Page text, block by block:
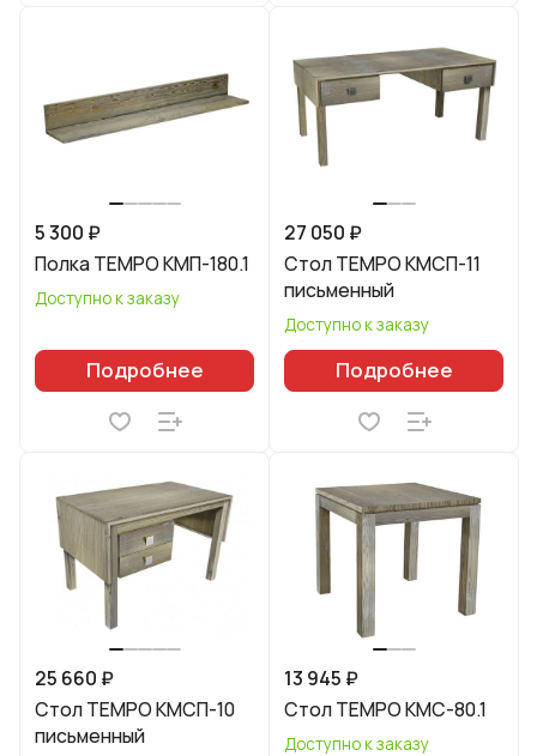
5 300 ₽
Полка TEMPO КМП-180.1
Доступно к заказу
Подробнее
27 050 ₽
Стол TEMPO КМСП-11
письменный
Доступно к заказу
Подробнее
25 660 ₽
Стол TEMPO КМСП-10
письменный
13 945 ₽
Стол TEMPO КМС-80.1
Доступно к заказу